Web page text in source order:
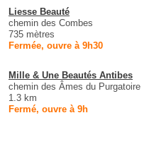
Liesse Beauté
chemin des Combes
735 mètres
Fermée, ouvre à 9h30
Mille & Une Beautés Antibes
chemin des Âmes du Purgatoire
1.3 km
Fermé, ouvre à 9h